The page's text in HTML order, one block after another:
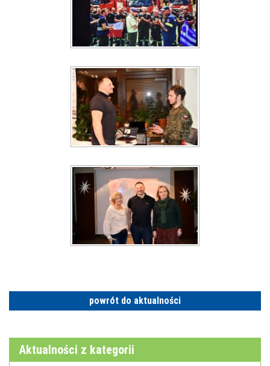
powrót do aktualności
Aktualności z kategorii